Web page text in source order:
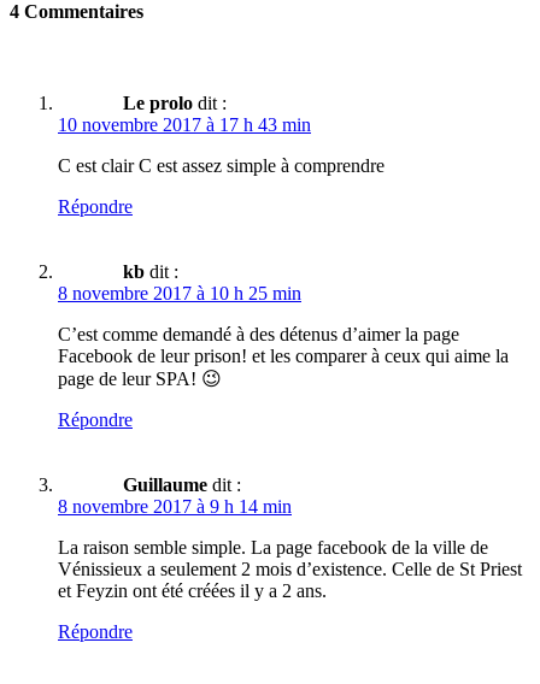
4 Commentaires
Le prolo dit :
10 novembre 2017 à 17 h 43 min
C est clair C est assez simple à comprendre
Répondre
kb dit :
8 novembre 2017 à 10 h 25 min
C’est comme demandé à des détenus d’aimer la page
Facebook de leur prison! et les comparer à ceux qui aime la
page de leur SPA! 😉
Répondre
Guillaume dit :
8 novembre 2017 à 9 h 14 min
La raison semble simple. La page facebook de la ville de
Vénissieux a seulement 2 mois d’existence. Celle de St Priest
et Feyzin ont été créées il y a 2 ans.
Répondre